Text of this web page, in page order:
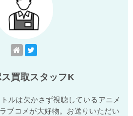
ス買取スタッフK
ルは欠かさず視聴しているアニメ
ブコメが大好物。お送りいただい